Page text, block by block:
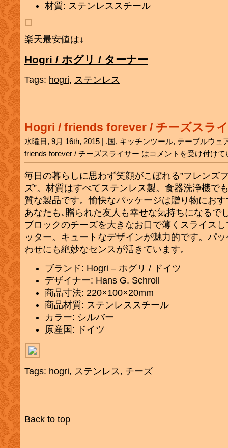
材質: ステンレススチール
楽天最安値は↓
Hogri / ホグリ / ターナー
Tags: hogri, ステンレス
Hogri / friends forever / チーズスラ
水曜日, 9月 16th, 2015 | .国, キッチンツール, テーブルウェ
friends forever / チーズスライサー はコメントを受け付けて
毎日の暮らしに思わず笑顔がこぼれる”フレンズ
ズ”。材質はすべてステンレス製。食器洗浄機で
質な製品です。愉快なパッケージは贈り物にお
あなたも､贈られた友人も幸せな気持ちになるで
ブロックのチーズを大きなお口で薄くスライス
ッター。キュートなデザインが魅力的です。パ
わせにも絶妙なセンスが活きています。
ブランド: Hogri – ホグリ / ドイツ
デザイナー: Hans G. Schroll
商品寸法: 220×100×20mm
商品材質: ステンレススチール
カラー: シルバー
原産国: ドイツ
Tags: hogri, ステンレス , チーズ
Back to top